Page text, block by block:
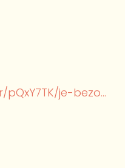
je-bezo...